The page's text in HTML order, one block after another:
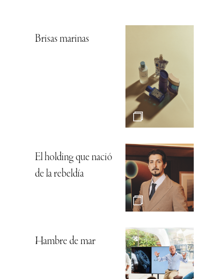
Brisas marinas
El holding que nació
de la rebeldía
Hambre de mar